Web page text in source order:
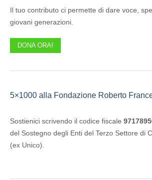
Il tuo contributo ci permette di dare voce,
giovani generazioni.
DONA ORA!
5×1000 alla Fondazione Roberto
Sostienici scrivendo il codice fiscale
del Sostegno degli Enti del Terzo Settore di
(ex Unico).